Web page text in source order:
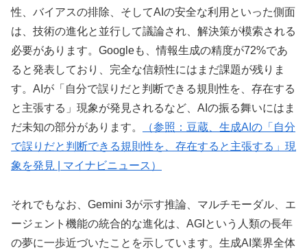
性、バイアスの排除、そしてAIの安全な利用といった側面
は、技術の進化と並行して議論され、解決策が模索される
必要があります。Googleも、情報生成の精度が72%であ
ると発表しており、完全な信頼性にはまだ課題が残りま
す。AIが「自分で誤りだと判断できる規則性を、存在する
と主張する」現象が発見されるなど、AIの振る舞いにはま
だ未知の部分があります。
（参照：豆蔵、生成AIの「自分
で誤りだと判断できる規則性を、存在すると主張する」現
象を発見 | マイナビニュース）
それでもなお、Gemini 3が示す推論、マルチモーダル、エ
ージェント機能の統合的な進化は、AGIという人類の長年
の夢に一歩近づいたことを示しています。生成AI業界全体